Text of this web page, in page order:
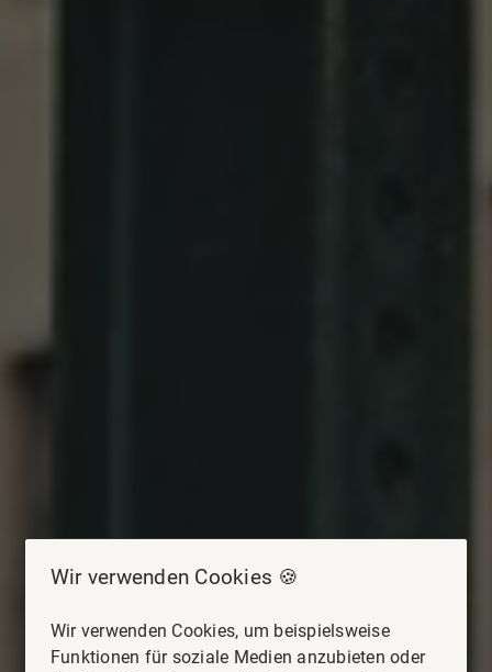
Wir verwenden Cookies 🍪
Wir verwenden Cookies, um beispielsweise
Funktionen für soziale Medien anzubieten oder